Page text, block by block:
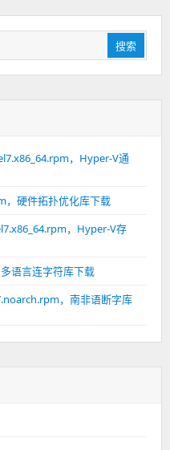
搜索
，Hyper-V通
，硬件拓扑优化库下载
，Hyper-V存
语言连字符库下载
，南非语断字库